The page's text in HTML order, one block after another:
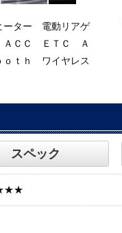
ーター 電動リアゲ
ＡＣＣ ＥＴＣ Ａ
ｏｔｈ ワイヤレス
スペック